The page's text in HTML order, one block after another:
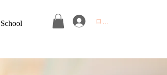
School ログイン